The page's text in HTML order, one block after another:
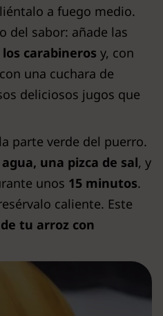
a fuego medio.
del sabor: añade las
los carabineros y, con
una cuchara de
deliciosos jugos que
parte verde del puerro.
una pizca de sal, y
unos 15 minutos.
caliente. Este
tu arroz con